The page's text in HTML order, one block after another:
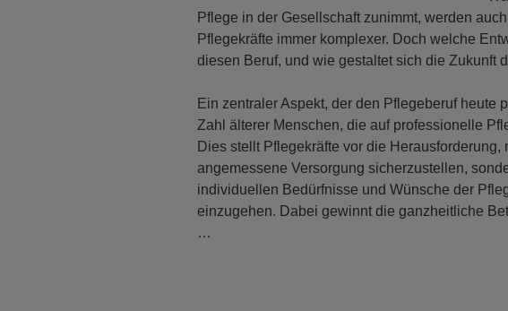
Pflege in der Gesellschaft zunimmt, werden
Pflegekräfte immer komplexer. Doch welche
diesen Beruf, und wie gestaltet sich die Zukunft
Ein zentraler Aspekt, der den Pflegeberuf heute
Zahl älterer Menschen, die auf professionelle
Dies stellt Pflegekräfte vor die Herausforderung,
angemessene Versorgung sicherzustellen,
individuellen Bedürfnisse und Wünsche der
einzugehen. Dabei gewinnt die ganzheitliche
…